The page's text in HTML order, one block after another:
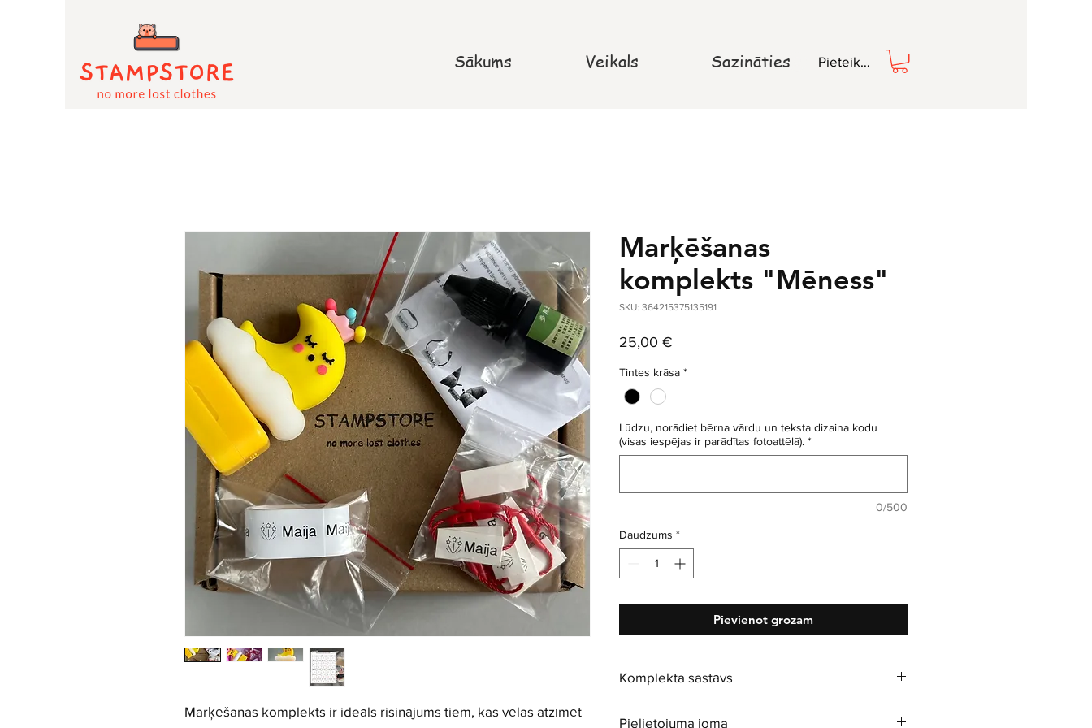
Pieteikties
Sākums Veikals Sazināties
Marķēšanas komplekts ir ideāls risinājums tiem, kas vēlas atzīmēt
Marķēšanas
komplekts "Mēness"
SKU: 364215375135191
25,00 €
Tintes krāsa *
Lūdzu, norādiet bērna vārdu un teksta dizaina kodu
(visas iespējas ir parādītas fotoattēlā). *
0/500
Daudzums *
Pievienot grozam
Komplekta sastāvs
Tekstila tintes - 5 ml, melna krāsa.
Pielietojuma joma